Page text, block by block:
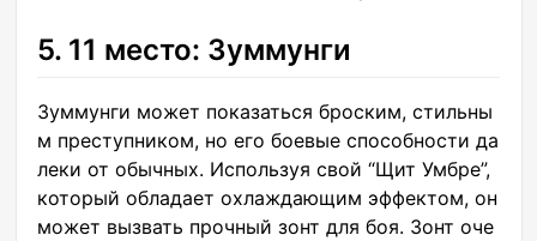
5. 11 место: Зуммунги
Зуммунги может показаться броским, стильны
м преступником, но его боевые способности да
леки от обычных. Используя свой “Щит Умбре”,
который обладает охлаждающим эффектом, он
может вызвать прочный зонт для боя. Зонт оче